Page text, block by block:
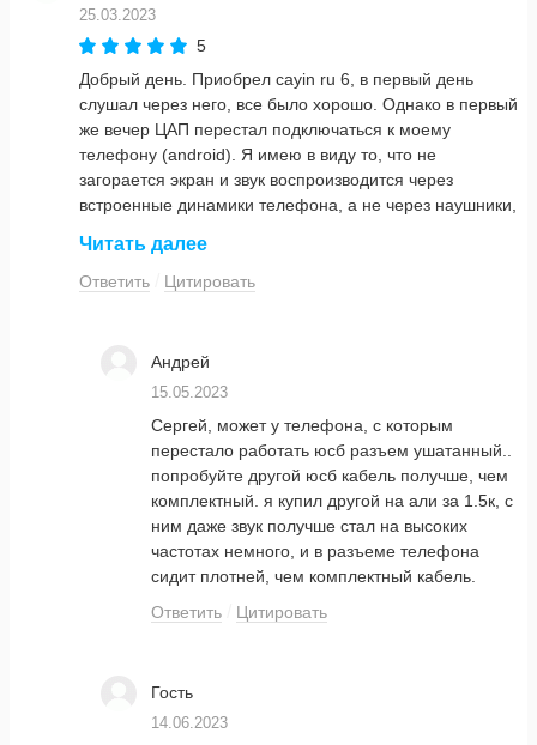
25.03.2023
5
Добрый день. Приобрел cayin ru 6, в первый день
слушал через него, все было хорошо. Однако в первый
же вечер ЦАП перестал подключаться к моему
телефону (android). Я имею в виду то, что не
загорается экран и звук воспроизводится через
встроенные динамики телефона, а не через наушники,
телефона (android) все работает. Подскажите,
пожалуйста, как это исправить?
Читать далее
Ответить Цитировать
Андрей
15.05.2023
Сергей, может у телефона, с которым
перестало работать юсб разъем ушатанный..
попробуйте другой юсб кабель получше, чем
комплектный. я купил другой на али за 1.5к, с
ним даже звук получше стал на высоких
частотах немного, и в разъеме телефона
сидит плотней, чем комплектный кабель.
Ответить
Цитировать
Гость
14.06.2023